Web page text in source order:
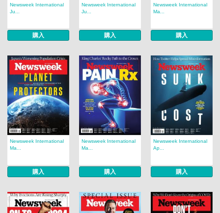
Newsweek International
Ju...
購入
Newsweek International
Ju...
購入
Newsweek International
Ma...
購入
Newsweek International
Ma...
購入
Newsweek International
Ma...
購入
Newsweek International
Ap...
購入